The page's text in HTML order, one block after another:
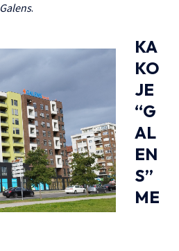
Galens.
KA
KO
JE
“G
AL
EN
S”
ME